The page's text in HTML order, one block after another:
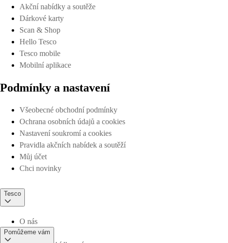
Akční nabídky a soutěže
Dárkové karty
Scan & Shop
Hello Tesco
Tesco mobile
Mobilní aplikace
Podmínky a nastavení
Všeobecné obchodní podmínky
Ochrana osobních údajů a cookies
Nastavení soukromí a cookies
Pravidla akčních nabídek a soutěží
Můj účet
Chci novinky
Tesco
O nás
Pomůžeme vám